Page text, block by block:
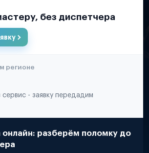
без диспетчера
регионе
- заявку передадим
онлайн: разберём поломку до